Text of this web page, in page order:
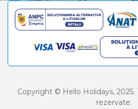
Copyright © Hello Holidays,
rezervate.